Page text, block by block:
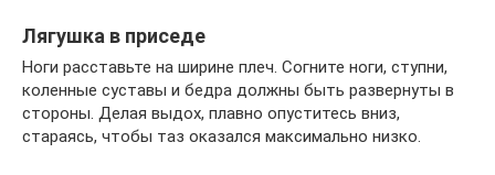
Лягушка в приседе
Ноги расставьте на ширине плеч. Согните ноги, ступни,
коленные суставы и бедра должны быть развернуты в
стороны. Делая выдох, плавно опуститесь вниз,
стараясь, чтобы таз оказался максимально низко.